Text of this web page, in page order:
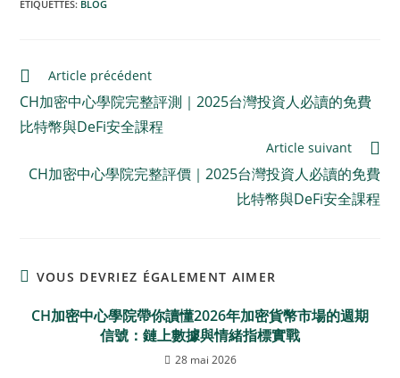
ÉTIQUETTES: BLOG
Article précédent
CH加密中心學院完整評測｜2025台灣投資人必讀的免費
比特幣與DeFi安全課程
Article suivant
CH加密中心學院完整評價｜2025台灣投資人必讀的免費
比特幣與DeFi安全課程
VOUS DEVRIEZ ÉGALEMENT AIMER
CH加密中心學院帶你讀懂2026年加密貨幣市場的週期
信號：鏈上數據與情緒指標實戰
28 mai 2026